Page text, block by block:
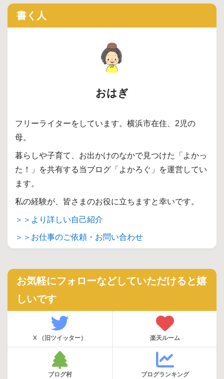
書く人
おはぎ
フリーライターをしています。横浜市在住、2児の
母。
暮らしや子育て、お出かけのなかで見つけた「よかっ
た！」を共有する当ブログ「よかろぐ」を運営してい
ます。
私の経験が、皆さまのお役に立ちますと幸いです。
＞＞より詳しい自己紹介
＞＞お仕事のご依頼・お問い合わせ
お気軽にフォローなどしていただけると嬉
しいです
X （旧ツイッター） 楽天ルーム
ブログ村 ブログランキング